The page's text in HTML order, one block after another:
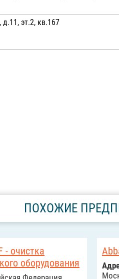
эт.2, кв.167
ПОХОЖИЕ
- очистка
оборудования